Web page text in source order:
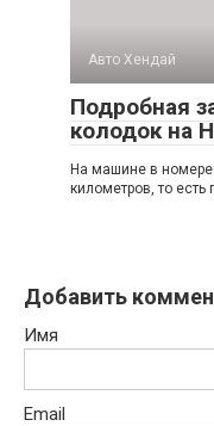
Авто Хендай
Подробная
колодок на
На машине в
километров, то есть
Добавить
Имя
Email